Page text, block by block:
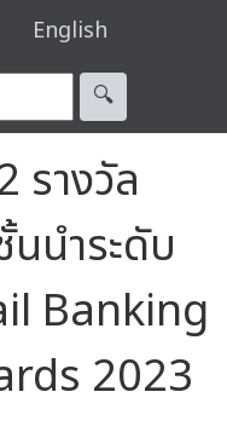
English
🔍︎
รางวัล
นำระดับ
Banking
2023